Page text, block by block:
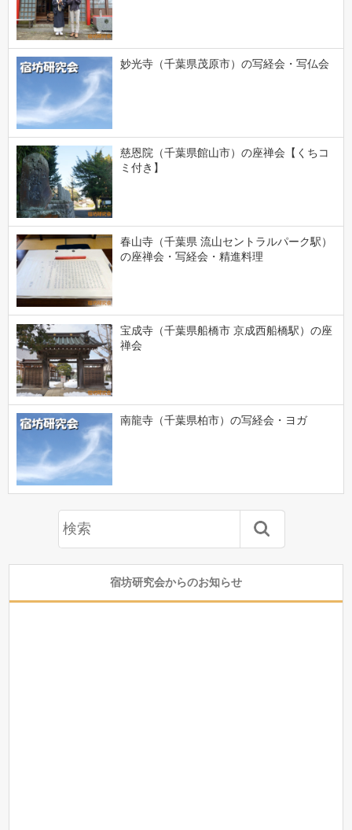
妙光寺（千葉県茂原市）の写経会・写仏会
慈恩院（千葉県館山市）の座禅会【くちコ
ミ付き】
春山寺（千葉県 流山セントラルパーク駅）
の座禅会・写経会・精進料理
宝成寺（千葉県船橋市 京成西船橋駅）の座
禅会
南龍寺（千葉県柏市）の写経会・ヨガ
宿坊研究会からのお知らせ